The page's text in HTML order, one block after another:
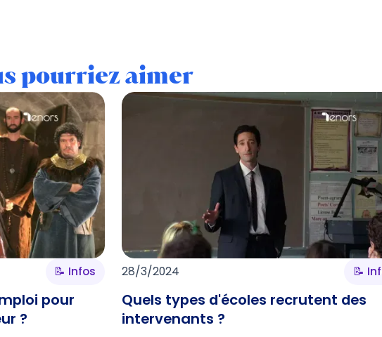
pourriez aimer
📝 Infos
pour
?
28/3/2024 📝
Quels types d'écoles recrutent des
intervenants ?